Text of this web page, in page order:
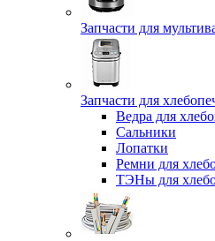
Запчасти для
Запчасти для
Ведра для
Сальники
Лопатки
Ремни для
ТЭНы для